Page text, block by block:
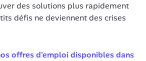
des solutions plus rapidement
défis ne deviennent des crises
offres d'emploi disponibles dans